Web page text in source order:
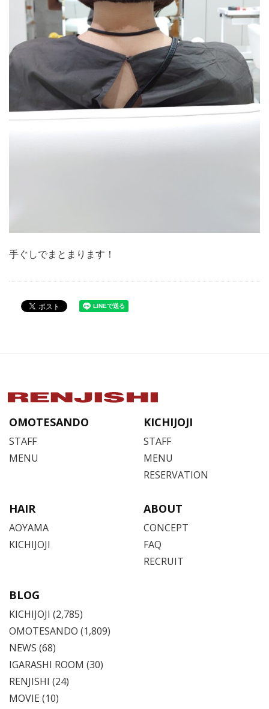
手ぐしでまとまります！
OMOTESANDO
STAFF
MENU
KICHIJOJI
STAFF
MENU
RESERVATION
HAIR
AOYAMA
KICHIJOJI
ABOUT
CONCEPT
FAQ
RECRUIT
BLOG
KICHIJOJI (2,785)
OMOTESANDO (1,809)
NEWS (68)
IGARASHI ROOM (30)
RENJISHI (24)
MOVIE (10)